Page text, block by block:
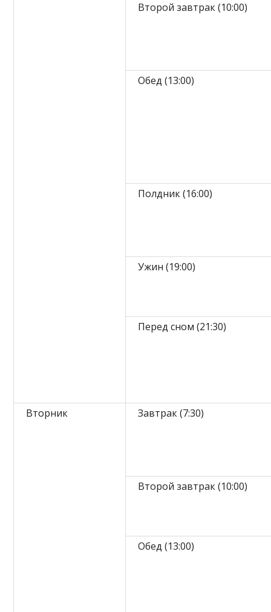
Второй завтрак (10:00)
Обед (13:00)
Полдник (16:00)
Ужин (19:00)
Перед сном (21:30)
Вторник Завтрак (7:30)
Второй завтрак (10:00)
Обед (13:00)